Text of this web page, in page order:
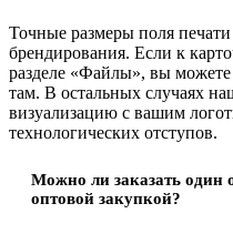
Точные размеры поля
брендирования. Если к
разделе «Файлы», вы можете
там. В остальных случаях
визуализацию с вашим
технологических отступов.
Можно ли заказать один
оптовой закупкой?